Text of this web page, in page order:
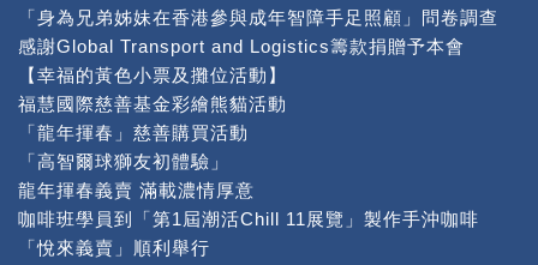
「身為兄弟姊妹在香港參與成年智障手足照顧」問卷調查
感謝Global Transport and Logistics籌款捐贈予本會
【幸福的黃色小票及攤位活動】
福慧國際慈善基金彩繪熊貓活動
「龍年揮春」慈善購買活動
「高智爾球獅友初體驗」
龍年揮春義賣 滿載濃情厚意
咖啡班學員到「第1屆潮活Chill 11展覽」製作手沖咖啡
「悅來義賣」順利舉行